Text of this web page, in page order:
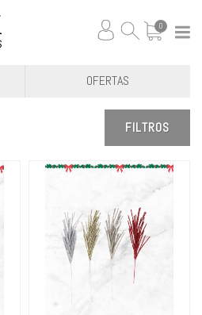
0
OFERTAS
FILTROS